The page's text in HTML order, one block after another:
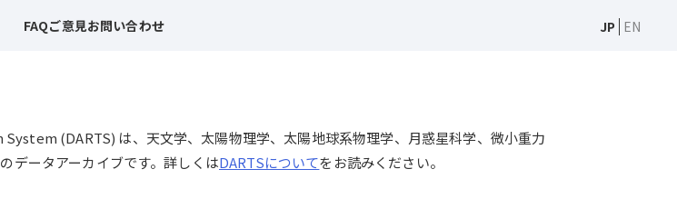
FAQご意見お問い合わせ JP EN
(DARTS) は、天文学、太陽物理学、太陽地球系物理学、月惑星科学、微小重力
データアーカイブです。詳しくはDARTSについてをお読みください。